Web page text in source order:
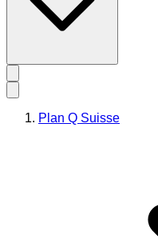
Plan Q Suisse